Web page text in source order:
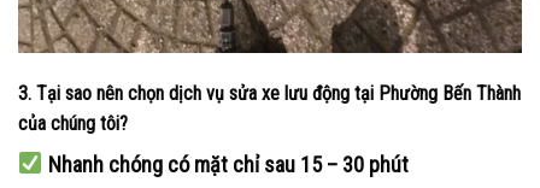
3. Tại sao nên chọn dịch vụ sửa xe lưu động tại Phường Bến Thành
của chúng tôi?
Nhanh chóng có mặt chỉ sau 15 – 30 phút